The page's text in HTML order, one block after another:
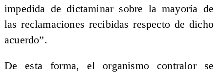
impedida de dictaminar sobre la mayoría de
las reclamaciones recibidas respecto de dicho
acuerdo”.
De esta forma, el organismo contralor se